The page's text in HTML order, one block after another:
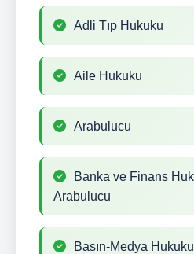
Adli Tıp Hukuku
Aile Hukuku
Arabulucu
Banka ve Finans
Arabulucu
Basın-Medya Hukuku